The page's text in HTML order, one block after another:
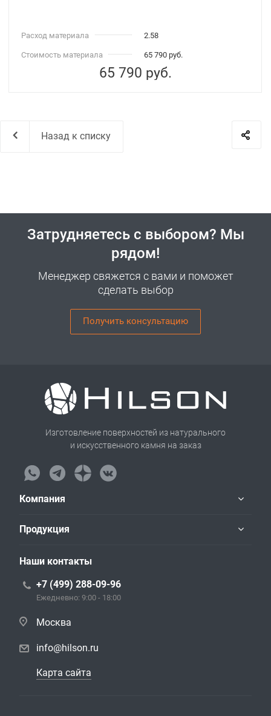
Расход материала 2.58
Стоимость материала 65 790 руб.
65 790 руб.
Назад к списку
Затрудняетесь с выбором? Мы
рядом!
Менеджер свяжется с вами и поможет
сделать выбор
Получить консультацию
Изготовление поверхностей из натурального
и искусственного камня на заказ
Компания
Продукция
Наши контакты
+7 (499) 288-09-96
Ежедневно: 9:00 - 18:00
Москва
info@hilson.ru
Карта сайта